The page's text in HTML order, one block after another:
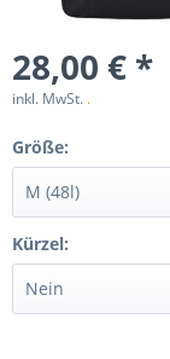
28,00 € *
inkl. MwSt. .
Größe:
Kürzel: